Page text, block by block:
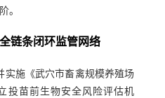
。
链条闭环监管网络
实施《武穴市畜禽规模养殖场
投苗前生物安全风险评估机